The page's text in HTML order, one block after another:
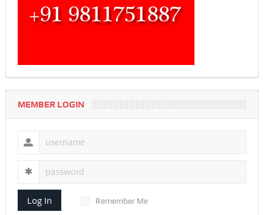
MEMBER LOGIN
Log In Remember Me